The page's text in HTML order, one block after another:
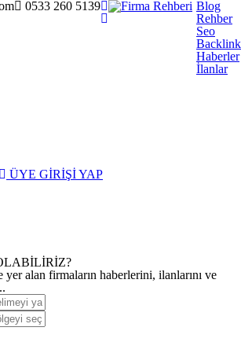
0533 260 5139
Blog
Rehber
Seo
Backlink
Haberler
İlanlar
ÜYE GİRİŞİ YAP
?
alan firmaların haberlerini, ilanlarını ve